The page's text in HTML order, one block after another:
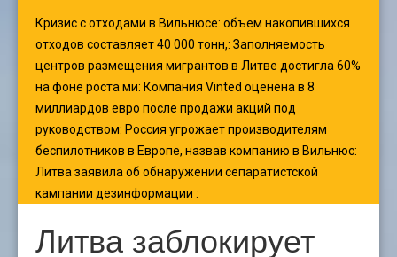
Кризис с отходами в Вильнюсе: объем накопившихся
отходов составляет 40 000 тонн,: Заполняемость
центров размещения мигрантов в Литве достигла 60%
на фоне роста ми: Компания Vinted оценена в 8
миллиардов евро после продажи акций под
руководством: Россия угрожает производителям
беспилотников в Европе, назвав компанию в Вильнюс:
Литва заявила об обнаружении сепаратистской
кампании дезинформации :
Литва заблокирует